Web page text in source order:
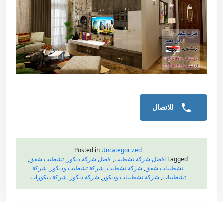
للاتصال
Posted in Uncategorized
Taggedافضل شركة تشطيب, افضل شركة ديكور, تشطيب شقق,
تشطيبات شقق, شركة تشطيب, شركة تشطيب وديكور, شركة
تشطيبات, شركة تشطيبات وديكور, شركة ديكور, شركة ديكورات